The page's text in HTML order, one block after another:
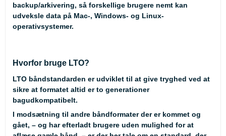
backup/arkivering, så forskellige brugere nemt kan
udveksle data på Mac-, Windows- og Linux-
operativsystemer.
Hvorfor bruge LTO?
LTO båndstandarden er udviklet til at give tryghed ved at
sikre at formatet altid er to generationer
bagudkompatibelt.
I modsætning til andre båndformater der er kommet og
gået, – og har efterladt brugere uden mulighed for at